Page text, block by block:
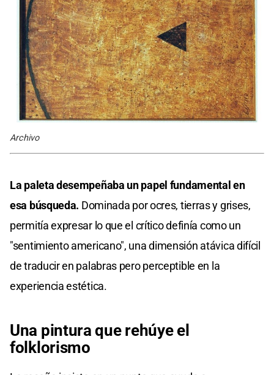
Archivo
La paleta desempeñaba un papel fundamental en
esa búsqueda. Dominada por ocres, tierras y grises,
permitía expresar lo que el crítico definía como un
"sentimiento americano", una dimensión atávica difícil
de traducir en palabras pero perceptible en la
experiencia estética.
Una pintura que rehúye el
folklorismo